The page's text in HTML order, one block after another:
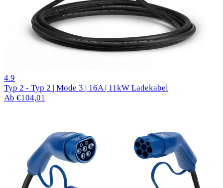
4.9
Typ 2 - Typ 2 | Mode 3 | 16A | 11kW Ladekabel
Ab €104,01